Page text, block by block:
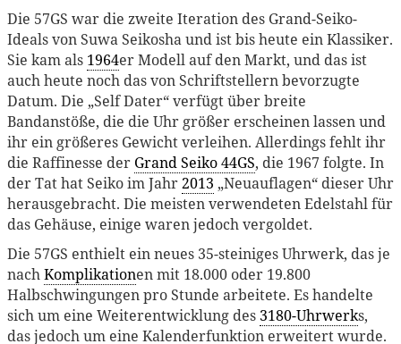
Die 57GS war die zweite Iteration des Grand-Seiko-
Ideals von Suwa Seikosha und ist bis heute ein Klassiker.
Sie kam als 1964er Modell auf den Markt, und das ist
auch heute noch das von Schriftstellern bevorzugte
Datum. Die „Self Dater“ verfügt über breite
Bandanstöße, die die Uhr größer erscheinen lassen und
ihr ein größeres Gewicht verleihen. Allerdings fehlt ihr
die Raffinesse der Grand Seiko 44GS, die 1967 folgte. In
der Tat hat Seiko im Jahr2013 „Neuauflagen“ dieser Uhr
herausgebracht. Die meisten verwendeten Edelstahl für
das Gehäuse, einige waren jedoch vergoldet.
Die 57GS enthielt ein neues 35-steiniges Uhrwerk, das je
nachKomplikationen mit 18.000 oder 19.800
Halbschwingungen pro Stunde arbeitete. Es handelte
sich um eine Weiterentwicklung des 3180-Uhrwerks,
das jedoch um eine Kalenderfunktion erweitert wurde.